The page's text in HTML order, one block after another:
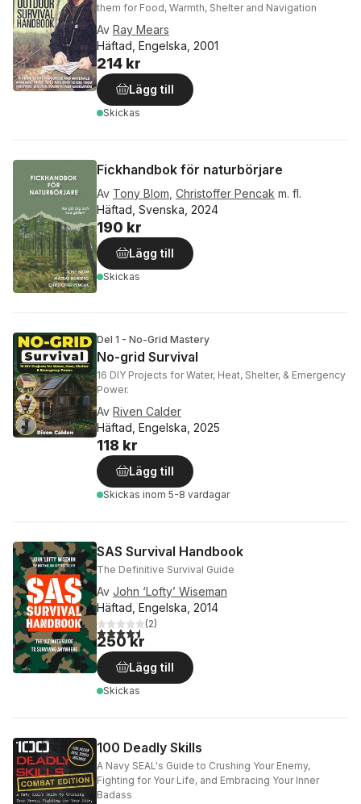
them for Food, Warmth, Shelter and Navigation
Av Ray Mears
Häftad, Engelska, 2001
214 kr
Lägg till
Skickas
Fickhandbok för naturbörjare
Av Tony Blom Christoffer Pencak m. fl.
Häftad, Svenska, 2024
190 kr
Lägg till
Skickas
Del 1 - No-Grid Mastery
No-grid Survival
16 DIY Projects for Water, Heat, Shelter, & Emergency
Power.
Av Riven Calder
Häftad, Engelska, 2025
118 kr
Lägg till
Skickas inom 5-8 vardagar
SAS Survival Handbook
The Definitive Survival Guide
Av John ‘Lofty’ Wiseman
Häftad, Engelska, 2014
4,5utav 5 stjärnor. Totalt antal röster:
(2)
250 kr
Lägg till
Skickas
100 Deadly Skills
A Navy SEAL's Guide to Crushing Your Enemy,
Fighting for Your Life, and Embracing Your Inner
Badass